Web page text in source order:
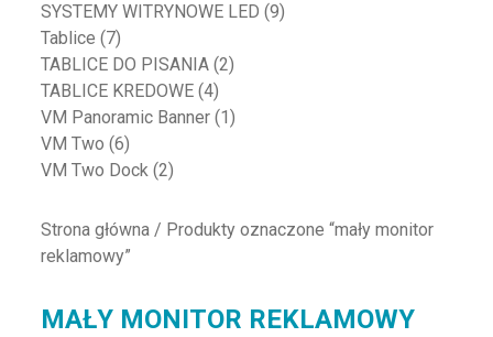
SYSTEMY WITRYNOWE LED (9)
Tablice (7)
TABLICE DO PISANIA (2)
TABLICE KREDOWE (4)
VM Panoramic Banner (1)
VM Two (6)
VM Two Dock (2)
Strona główna / Produkty oznaczone “mały monitor
reklamowy”
MAŁY MONITOR REKLAMOWY